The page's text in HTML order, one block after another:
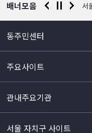
배너모음
찰청 유실물 통합포털 서
동주민센터
주요사이트
관내주요기관
서울 자치구 사이트